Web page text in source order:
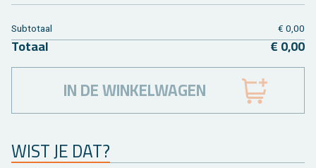
WIST JE DAT?
Sub­to­taal € 0,00
To­taal € 0,00
IN DE WINKELWAGEN